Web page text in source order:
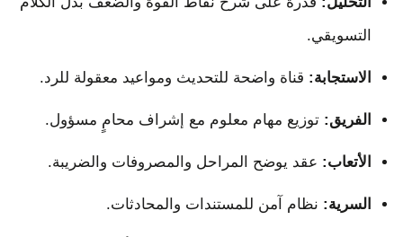
التسويقي.
الاستجابة: قناة واضحة للتحديث ومواعيد معقولة للرد.
الفريق: توزيع مهام معلوم مع إشراف محامٍ مسؤول.
الأتعاب: عقد يوضح المراحل والمصروفات والضريبة.
السرية: نظام آمن للمستندات والمحادثات.